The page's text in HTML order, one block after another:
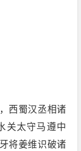
西蜀汉丞相诸
关太守马遵中
将姜维识破诸